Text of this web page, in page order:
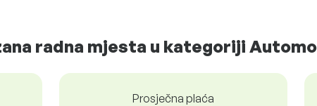
radna mjesta u kategoriji
Prosječna plaća